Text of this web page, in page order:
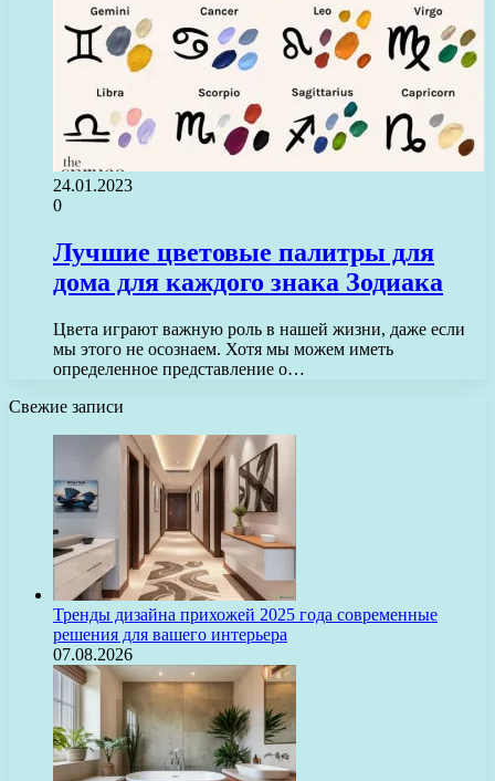
24.01.2023
0
Лучшие цветовые палитры для
дома для каждого знака Зодиака
Цвета играют важную роль в нашей жизни, даже если
мы этого не осознаем. Хотя мы можем иметь
определенное представление о…
Свежие записи
Тренды дизайна прихожей 2025 года современные
решения для вашего интерьера
07.08.2026